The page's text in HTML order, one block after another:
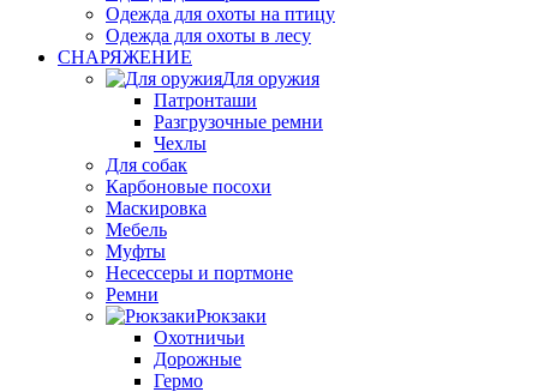
Одежда для охоты на птицу
Одежда для охоты в лесу
СНАРЯЖЕНИЕ
Для оружия
Патронташи
Разгрузочные ремни
Чехлы
Для собак
Карбоновые посохи
Маскировка
Мебель
Муфты
Несессеры и портмоне
Ремни
Рюкзаки
Охотничьи
Дорожные
Гермо